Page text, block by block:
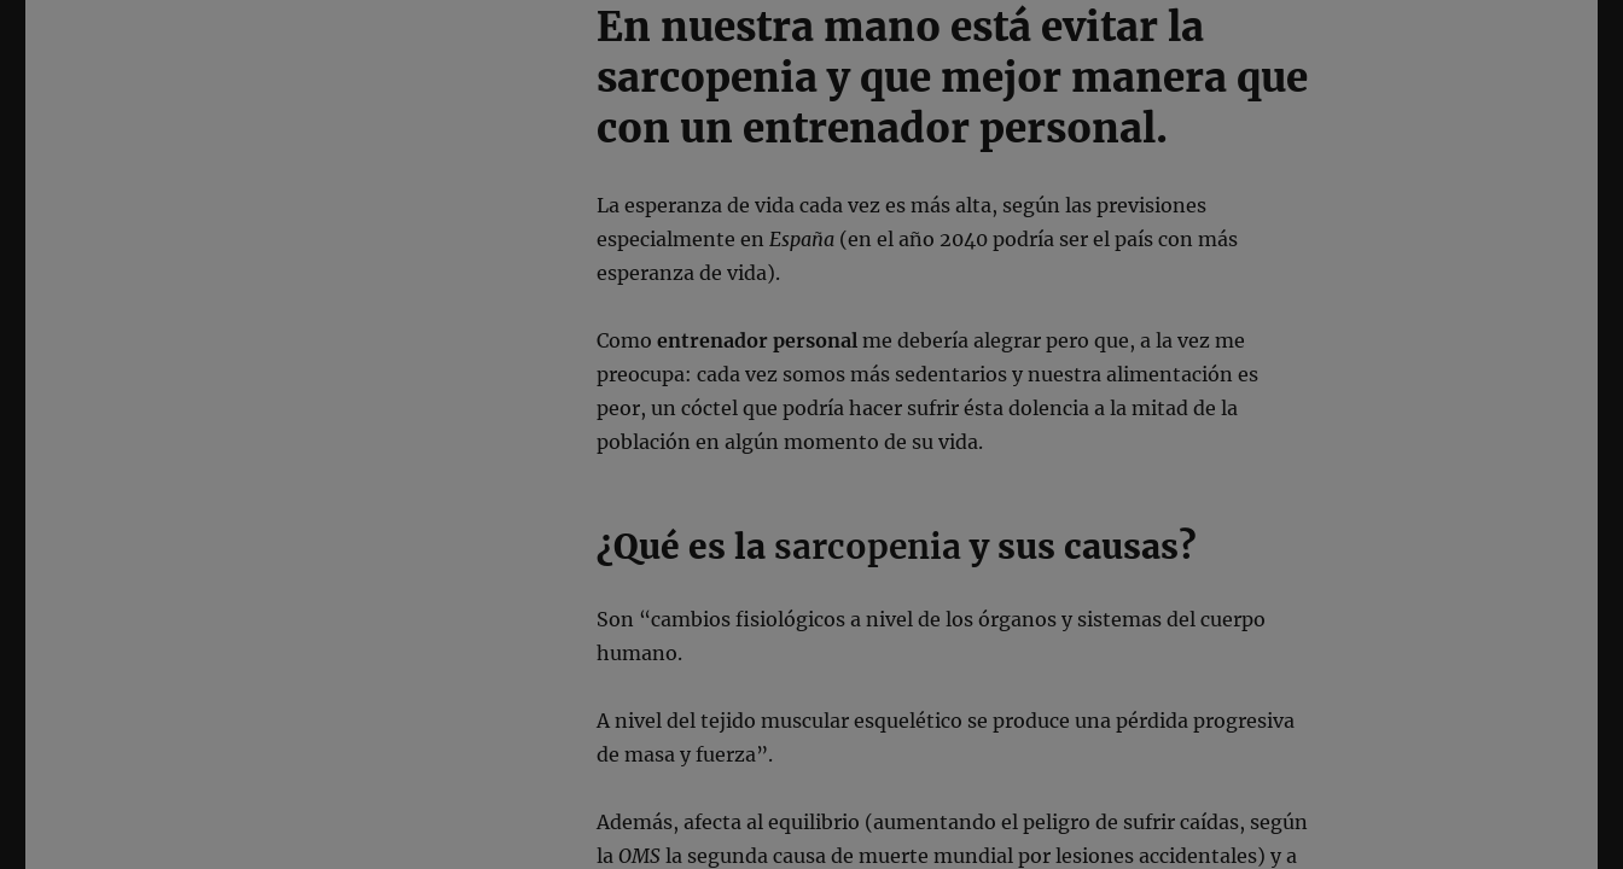
En nuestra mano está evitar la
sarcopenia y que mejor manera que
con un entrenador personal.
La esperanza de vida cada vez es más alta, según las previsiones
especialmente en España (en el año 2040 podría ser el país con más
esperanza de vida).
Comoentrenador personal me debería alegrar pero que, a la vez me
preocupa: cada vez somos más sedentarios y nuestra alimentación es
peor, un cóctel que podría hacer sufrir ésta dolencia a la mitad de la
población en algún momento de su vida.
¿Qué es la sarcopeniay sus causas?
Son “cambios fisiológicos a nivel de los órganos y sistemas del cuerpo
humano.
A nivel del tejido muscular esquelético se produce una pérdida progresiva
de masa y fuerza”.
Además, afecta al equilibrio (aumentando el peligro de sufrir caídas, según
laOMS la segunda causa de muerte mundial por lesiones accidentales) y a